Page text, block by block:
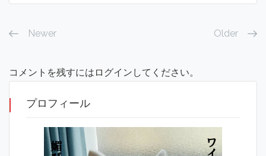
Newer Older
コメントを残すにはログインしてください。
プロフィール